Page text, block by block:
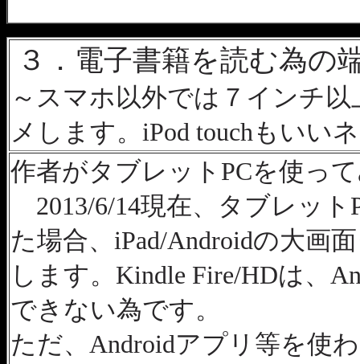
３．電子書籍を読む為の
～スマホ以外では７インチ
メします。iPod touchもいい
作者がタブレットPCを使っ
2013/6/14現在、タブレッ
た場合、iPad/Androidの大画
します。Kindle Fire/HDは、
できない為です。
ただ、Androidアプリ等を使